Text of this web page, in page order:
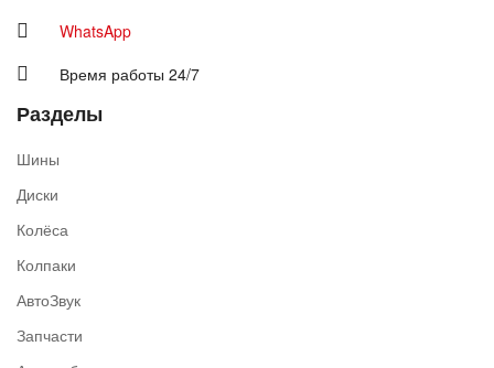
WhatsApp
Время работы 24/7
Разделы
Шины
Диски
Колёса
Колпаки
АвтоЗвук
Запчасти